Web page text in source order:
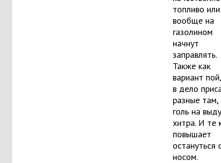
топливо
вообще на
газолином
начнут
заправлять.
Также как
вариант
в дело
разные там,
голь на
хитра. И те
повышает
остануться
носом.